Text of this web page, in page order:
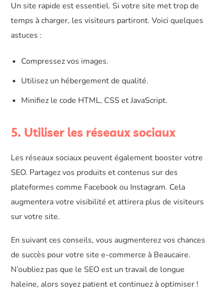
Un site rapide est essentiel. Si votre site met trop de
temps à charger, les visiteurs partiront. Voici quelques
astuces :
Compressez vos images.
Utilisez un hébergement de qualité.
Minifiez le code HTML, CSS et JavaScript.
5. Utiliser les réseaux sociaux
Les réseaux sociaux peuvent également booster votre
SEO. Partagez vos produits et contenus sur des
plateformes comme Facebook ou Instagram. Cela
augmentera votre visibilité et attirera plus de visiteurs
sur votre site.
En suivant ces conseils, vous augmenterez vos chances
de succès pour votre site e-commerce à Beaucaire.
N’oubliez pas que le SEO est un travail de longue
haleine, alors soyez patient et continuez à optimiser !